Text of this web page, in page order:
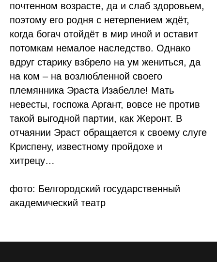
почтенном возрасте, да и слаб здоровьем,
поэтому его родня с нетерпением ждёт,
когда богач отойдёт в мир иной и оставит
потомкам немалое наследство. Однако
вдруг старику взбрело на ум жениться, да
на ком – на возлюбленной своего
племянника Эраста Изабелле! Мать
невесты, госпожа Аргант, вовсе не против
такой выгодной партии, как Жеронт. В
отчаянии Эраст обращается к своему слуге
Криспену, известному пройдохе и
хитрецу…
фото: Белгородский государственный
академический театр